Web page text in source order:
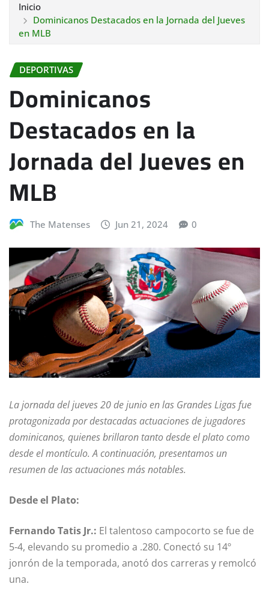
Inicio
Dominicanos Destacados en la Jornada del Jueves
en MLB
DEPORTIVAS
Dominicanos
Destacados en la
Jornada del Jueves en
MLB
The Matenses Jun 21, 2024 0
La jornada del jueves 20 de junio en las Grandes Ligas fue
protagonizada por destacadas actuaciones de jugadores
dominicanos, quienes brillaron tanto desde el plato como
desde el montículo. A continuación, presentamos un
resumen de las actuaciones más notables.
Desde el Plato:
Fernando Tatis Jr.: El talentoso campocorto se fue de
5-4, elevando su promedio a .280. Conectó su 14º
jonrón de la temporada, anotó dos carreras y remolcó
una.